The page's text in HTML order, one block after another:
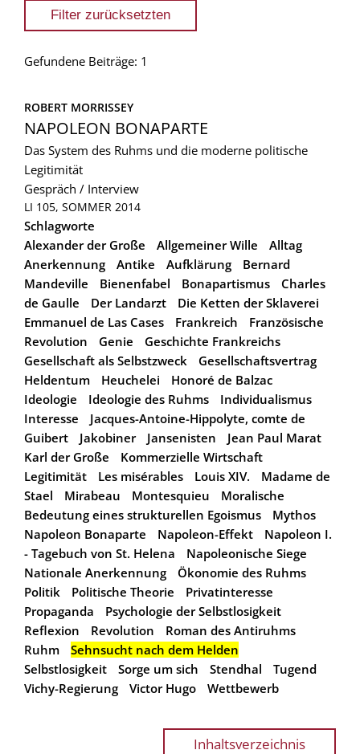
Gefundene Beiträge: 1
ROBERT MORRISSEY
NAPOLEON BONAPARTE
Das System des Ruhms und die moderne politische
Legitimität
Gespräch / Interview
LI 105, SOMMER 2014
Schlagworte
Alexander der Große
Allgemeiner Wille
Alltag
Anerkennung
Antike Aufklärung
Bernard
Mandeville
Bienenfabel Bonapartismus
Charles
de Gaulle
Der Landarzt
Die Ketten der Sklaverei
Emmanuel de Las Cases
Frankreich
Französische
Revolution
Genie
Geschichte Frankreichs
Gesellschaft als Selbstzweck
Gesellschaftsvertrag
Heldentum
Heuchelei
Honoré de Balzac
Ideologie
Ideologie des Ruhms
Individualismus
Interesse
Jacques-Antoine-Hippolyte, comte de
Guibert
Jakobiner Jansenisten
Jean Paul Marat
Karl der Große
Kommerzielle Wirtschaft
Legitimität
Les misérables Louis XIV.
Madame de
Stael
Mirabeau Montesquieu
Moralische
Bedeutung eines strukturellen Egoismus
Mythos
Napoleon Bonaparte
Napoleon-Effekt
Napoleon I.
- Tagebuch von St. Helena
Napoleonische Siege
Nationale Anerkennung
Ökonomie des Ruhms
Politik
Politische Theorie
Privatinteresse
Propaganda
Psychologie der Selbstlosigkeit
Reflexion
Revolution
Roman des Antiruhms
Ruhm
Sehnsucht nach dem Helden
Selbstlosigkeit
Sorge um sich Stendhal
Tugend
Vichy-Regierung
Victor Hugo Wettbewerb
Inhaltsverzeichnis